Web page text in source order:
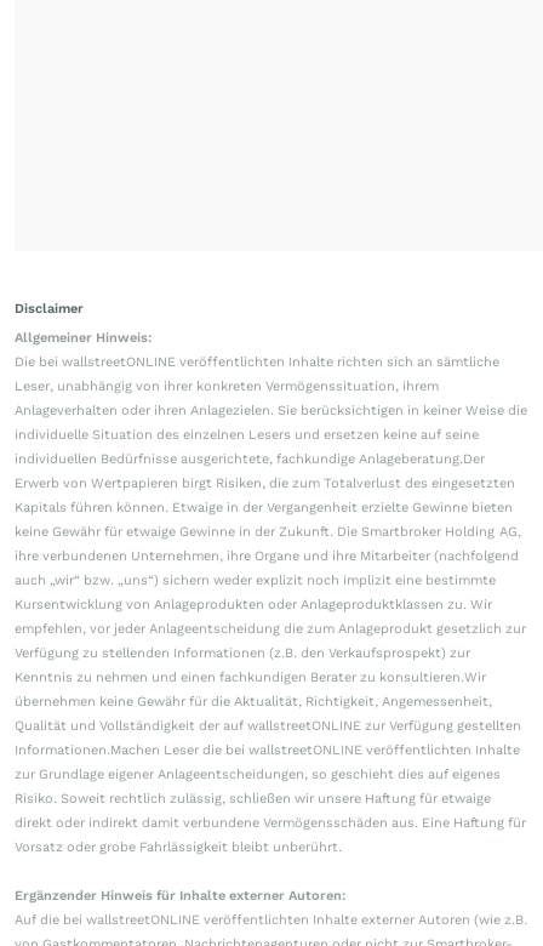
Disclaimer
Allgemeiner Hinweis:
Die bei wallstreetONLINE veröffentlichten Inhalte richten sich an sämtliche
Leser, unabhängig von ihrer konkreten Vermögenssituation, ihrem
Anlageverhalten oder ihren Anlagezielen. Sie berücksichtigen in keiner Weise die
individuelle Situation des einzelnen Lesers und ersetzen keine auf seine
individuellen Bedürfnisse ausgerichtete, fachkundige Anlageberatung.Der
Erwerb von Wertpapieren birgt Risiken, die zum Totalverlust des eingesetzten
Kapitals führen können. Etwaige in der Vergangenheit erzielte Gewinne bieten
keine Gewähr für etwaige Gewinne in der Zukunft. Die Smartbroker Holding AG,
ihre verbundenen Unternehmen, ihre Organe und ihre Mitarbeiter (nachfolgend
auch „wir“ bzw. „uns“) sichern weder explizit noch implizit eine bestimmte
Kursentwicklung von Anlageprodukten oder Anlageproduktklassen zu. Wir
empfehlen, vor jeder Anlageentscheidung die zum Anlageprodukt gesetzlich zur
Verfügung zu stellenden Informationen (z.B. den Verkaufsprospekt) zur
Kenntnis zu nehmen und einen fachkundigen Berater zu konsultieren.Wir
übernehmen keine Gewähr für die Aktualität, Richtigkeit, Angemessenheit,
Qualität und Vollständigkeit der auf wallstreetONLINE zur Verfügung gestellten
Informationen.Machen Leser die bei wallstreetONLINE veröffentlichten Inhalte
zur Grundlage eigener Anlageentscheidungen, so geschieht dies auf eigenes
Risiko. Soweit rechtlich zulässig, schließen wir unsere Haftung für etwaige
direkt oder indirekt damit verbundene Vermögensschäden aus. Eine Haftung für
Vorsatz oder grobe Fahrlässigkeit bleibt unberührt.
Ergänzender Hinweis für Inhalte externer Autoren:
Auf die bei wallstreetONLINE veröffentlichten Inhalte externer Autoren (wie z.B.